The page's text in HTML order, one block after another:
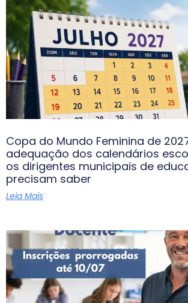
Copa do Mundo Feminina de
adequação dos calendários
os dirigentes municipais de
precisam saber
Leia Mais